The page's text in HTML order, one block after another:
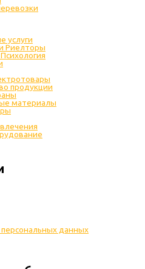
услуги
Риелторы
продукции
материалы
данных